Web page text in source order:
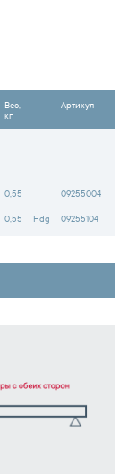
Вес,
кг
Артикул
0,55 09255004
0,55 Hdg 09255104